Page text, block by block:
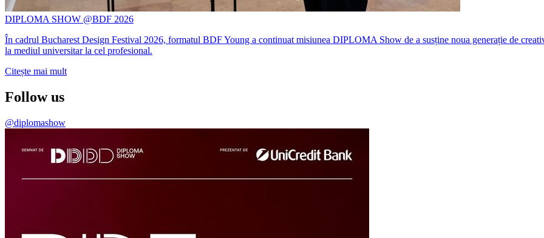
DIPLOMA SHOW @BDF 2026
În cadrul Bucharest Design Festival 2026, formatul BDF Young a continuat misiunea DIPLOMA Show de a susține noua generație de
la mediul universitar la cel profesional.
Citește mai mult
Follow us
@diplomashow